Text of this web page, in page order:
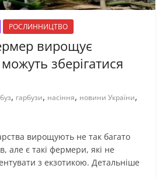
РОСЛИННИЦТВО
вирощує
зберігатися
, гарбузи, насіння, новини України,
вирощують не так багато
але є такі фермери, які не
з екзотикою. Детальніше